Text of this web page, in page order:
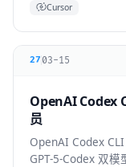
Cursor
27 03-15
OpenAI Codex
员
OpenAI Codex
GPT-5-Codex 双